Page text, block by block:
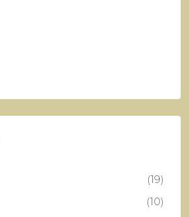
(19)
(10)